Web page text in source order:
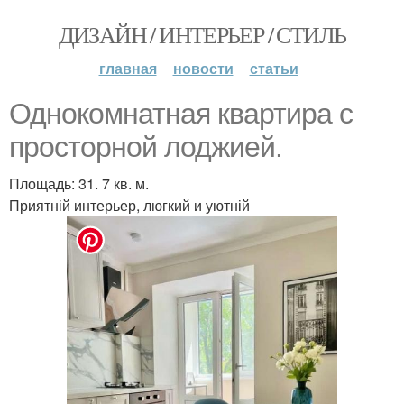
ДИЗАЙН / ИНТЕРЬЕР / СТИЛЬ
главная новости статьи
Однокомнатная квартира с
просторной лоджией.
Площадь: 31. 7 кв. м.
Приятній интерьер, люгкий и уютній